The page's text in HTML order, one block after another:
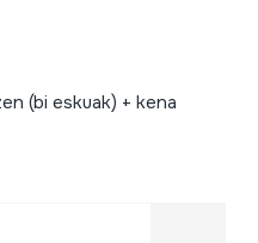
(bi eskuak) + kena